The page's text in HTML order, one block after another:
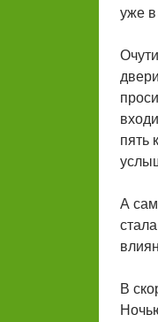
уже
пять
А
В